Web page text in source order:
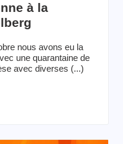
à la
nous avons eu la
une quarantaine de
avec diverses (...)